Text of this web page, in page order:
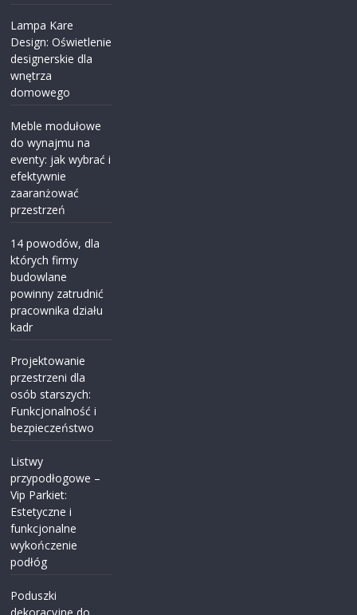
Lampa Kare
Design: Oświetlenie
designerskie dla
wnętrza
domowego
Meble modułowe
do wynajmu na
eventy: jak wybrać i
efektywnie
zaaranżować
przestrzeń
14 powodów, dla
których firmy
budowlane
powinny zatrudnić
pracownika działu
kadr
Projektowanie
przestrzeni dla
osób starszych:
Funkcjonalność i
bezpieczeństwo
Listwy
przypodłogowe –
Vip Parkiet:
Estetyczne i
funkcjonalne
wykończenie
podłóg
Poduszki